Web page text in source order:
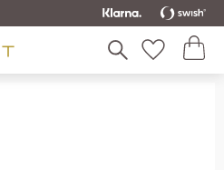
Favoriter